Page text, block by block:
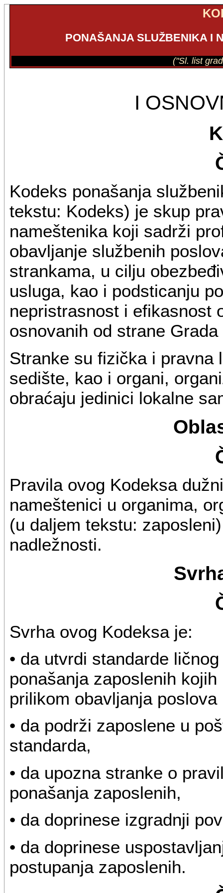
PONAŠANJA SLUŽBENIKA I
("Sl. list
I
Kodeks ponašanja
tekstu: Kodeks) je skup
nameštenika koji sadrži
obavljanje službenih
strankama, u cilju
usluga, kao i podsticanju
nepristrasnost i efikasnost
osnovanih od strane
Stranke su fizička i pravna
sedište, kao i organi,
obraćaju jedinici lokalne
Pravila ovog Kodeksa
nameštenici u organima,
(u daljem tekstu:
nadležnosti.
Svrha ovog Kodeksa je:
• da utvrdi standarde
ponašanja zaposlenih
prilikom obavljanja
• da podrži zaposlene u
standarda,
• da upozna stranke o
ponašanja zaposlenih,
• da doprinese izgradnji
• da doprinese
postupanja zaposlenih.